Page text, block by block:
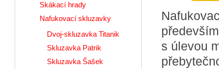
s úlevou
Skákací hrady
Nafukovací skluzavky
Dvoj-skluzavka Titanik
Skluzavka Patrik
Skluzavka Šašek